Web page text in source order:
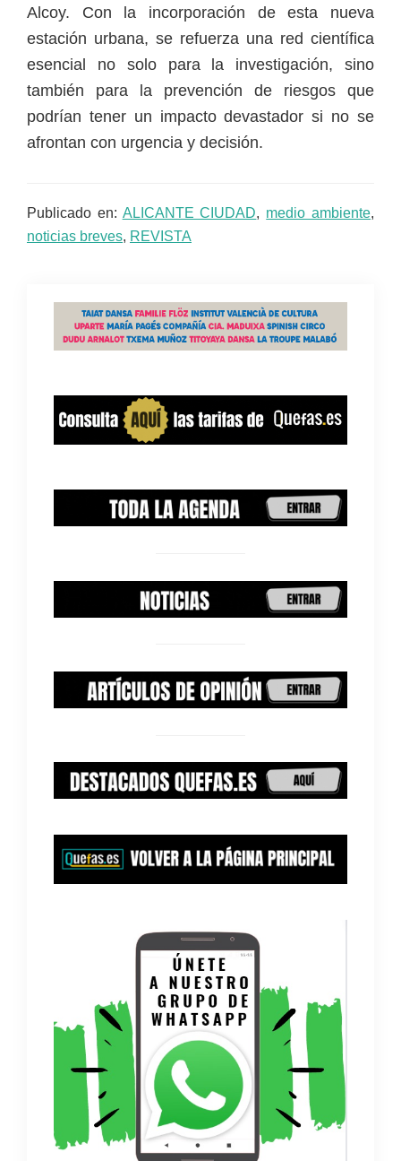
Alcoy. Con la incorporación de esta nueva
estación urbana, se refuerza una red científica
esencial no solo para la investigación, sino
también para la prevención de riesgos que
podrían tener un impacto devastador si no se
afrontan con urgencia y decisión.
Publicado en: ALICANTE CIUDAD, medio ambiente,
noticias breves, REVISTA